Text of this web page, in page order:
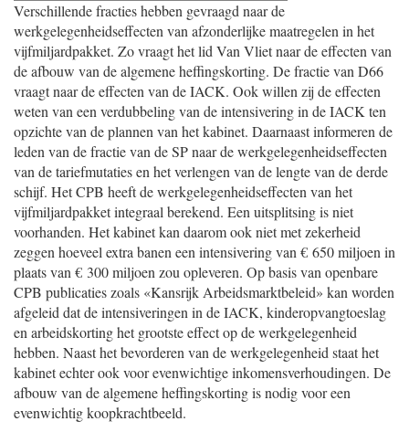
Verschillende fracties hebben gevraagd naar de
werkgelegenheidseffecten van afzonderlijke maatregelen in het
vijfmiljardpakket. Zo vraagt het lid Van Vliet naar de effecten van
de afbouw van de algemene heffingskorting. De fractie van D66
vraagt naar de effecten van de IACK. Ook willen zij de effecten
weten van een verdubbeling van de intensivering in de IACK ten
opzichte van de plannen van het kabinet. Daarnaast informeren de
leden van de fractie van de SP naar de werkgelegenheidseffecten
van de tariefmutaties en het verlengen van de lengte van de derde
schijf. Het CPB heeft de werkgelegenheidseffecten van het
vijfmiljardpakket integraal berekend. Een uitsplitsing is niet
voorhanden. Het kabinet kan daarom ook niet met zekerheid
zeggen hoeveel extra banen een intensivering van € 650 miljoen in
plaats van € 300 miljoen zou opleveren. Op basis van openbare
CPB publicaties zoals «Kansrijk Arbeidsmarktbeleid» kan worden
afgeleid dat de intensiveringen in de IACK, kinderopvangtoeslag
en arbeidskorting het grootste effect op de werkgelegenheid
hebben. Naast het bevorderen van de werkgelegenheid staat het
kabinet echter ook voor evenwichtige inkomensverhoudingen. De
afbouw van de algemene heffingskorting is nodig voor een
evenwichtig koopkrachtbeeld.